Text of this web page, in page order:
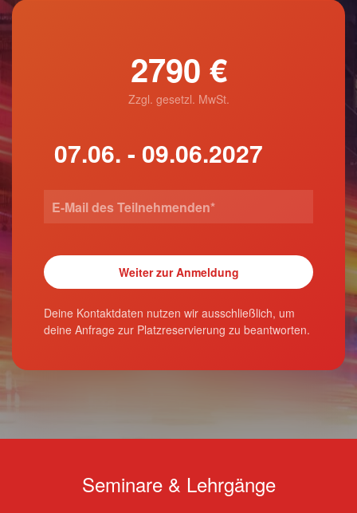
2790 €
Zzgl. gesetzl. MwSt.
Deine Kontaktdaten nutzen wir ausschließlich, um
deine Anfrage zur Platzreservierung zu beantworten.
Seminare & Lehrgänge